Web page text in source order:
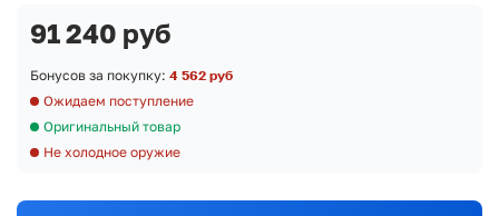
91 240 руб
Бонусов за покупку: 4 562 руб
Ожидаем поступление
Оригинальный товар
Не холодное оружие